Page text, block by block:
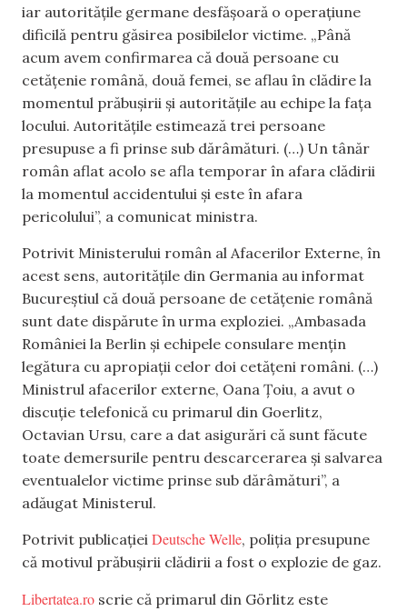
iar autoritățile germane desfăşoară o operațiune
dificilă pentru găsirea posibilelor victime. „Până
acum avem confirmarea că două persoane cu
cetățenie română, două femei, se aflau în clădire la
momentul prăbuşirii şi autoritățile au echipe la fața
locului. Autoritățile estimează trei persoane
presupuse a fi prinse sub dărâmături. (…) Un tânăr
român aflat acolo se afla temporar în afara clădirii
la momentul accidentului şi este în afara
pericolului”, a comunicat ministra.
Potrivit Ministerului român al Afacerilor Externe, în
acest sens, autoritățile din Germania au informat
Bucureștiul că două persoane de cetățenie română
sunt date dispărute în urma exploziei. „Ambasada
României la Berlin și echipele consulare mențin
legătura cu apropiații celor doi cetățeni români. (…)
Ministrul afacerilor externe, Oana Țoiu, a avut o
discuție telefonică cu primarul din Goerlitz,
Octavian Ursu, care a dat asigurări că sunt făcute
toate demersurile pentru descarcerarea și salvarea
eventualelor victime prinse sub dărâmături”, a
adăugat Ministerul.
Potrivit publicației Deutsche Welle, poliția presupune
că motivul prăbușirii clădirii a fost o explozie de gaz.
Libertatea.ro scrie că primarul din Görlitz este